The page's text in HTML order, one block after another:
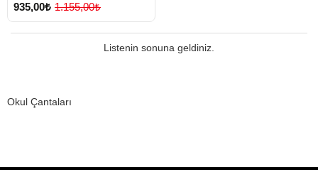
Okul Çantaları
935,00₺ 1.155,00₺
Listenin sonuna geldiniz.